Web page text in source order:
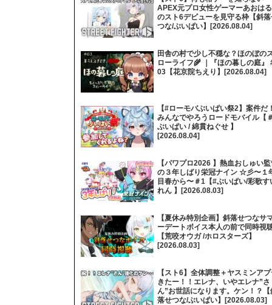
APEX元プロ女性ゲーマーあおはる
のスト6デビューを見守る枠【斜
つな/ぶいぱい】[2026.08.04]
田舎の村で少し不穏な？ほのぼの
ローライフ🌾 ｜『ほの暮しの庭』
03【花京院ちえり】[2026.08.04]
【#ローモバぶいぱい祭2】案件だ！
みんなでやろうロードモバイル【＃
ぶいぱい / 綿貫ねぐせ 】
[2026.08.04]
【パワプロ2026 】熱血おしゅい
の３年しばり栄冠ナイン ☆彡〜１
目春から〜＃1【#ぶいぱい/彩歌す
れん 】[2026.08.03]
【夏休み特別企画】斜落せつなサ
ーデートボイス本人の前で同時視
【荒咬オウガ /ホロスターズ】
[2026.08.03]
【スト6】全体調整＋ヤスミンア
きたー！！エレナ、いやエレナ”さ
ん”お世話になります。ケン！？【
落せつな/ぶいぱい】[2026.08.03]